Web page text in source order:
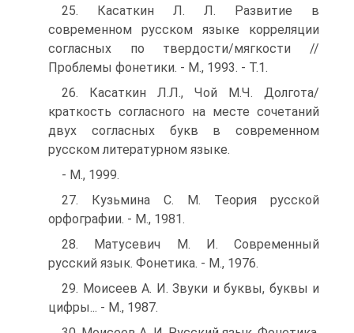
25. Касаткин Л. Л. Развитие в
современном русском языке корреляции
согласных по твердости/мягкости //
Проблемы фонетики. - М., 1993. - Т.1.
26. Касаткин Л.Л., Чой М.Ч. Долгота/
краткость согласного на месте сочетаний
двух согласных букв в современном
русском литературном языке.
- М., 1999.
27. Кузьмина С. М. Теория русской
орфографии. - М., 1981.
28. Матусевич М. И. Современный
русский язык. Фонетика. - М., 1976.
29. Моисеев А. И. Звуки и буквы, буквы и
цифры... - М., 1987.